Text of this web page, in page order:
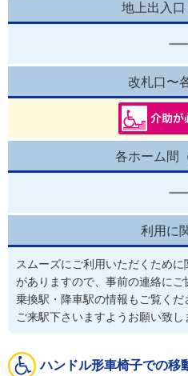
地上出入口
改札口〜
各ホーム間
利用に
スムーズにご利用いただくため
がありますので、事前の連絡にご
乗換駅・降車駅の情報もご覧く
ご来駅下さいますようお願い致し
ハンドル形車椅子での移